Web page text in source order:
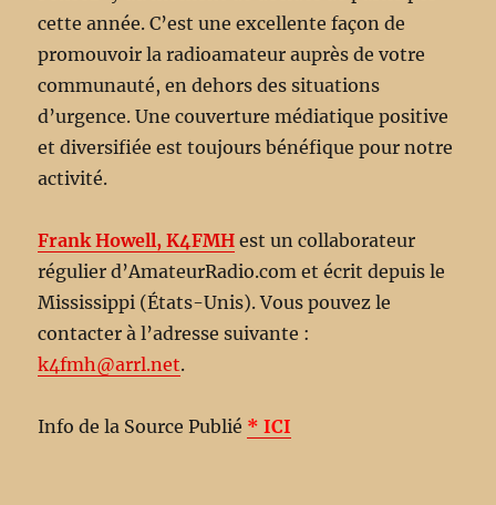
cette année. C’est une excellente façon de
promouvoir la radioamateur auprès de votre
communauté, en dehors des situations
d’urgence. Une couverture médiatique positive
et diversifiée est toujours bénéfique pour notre
activité.
Frank Howell, K4FMH est un collaborateur
régulier d’AmateurRadio.com et écrit depuis le
Mississippi (États-Unis). Vous pouvez le
contacter à l’adresse suivante :
k4fmh@arrl.net.
Info de la Source Publié * ICI